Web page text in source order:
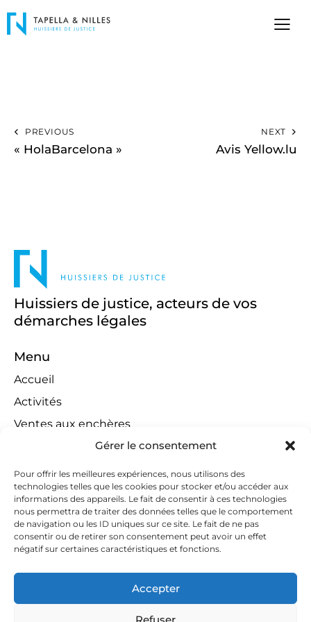
Gérer le consentement
Pour offrir les meilleures expériences, nous utilisons des
technologies telles que les cookies pour stocker et/ou accéder aux
informations des appareils. Le fait de consentir à ces technologies
nous permettra de traiter des données telles que le comportement
de navigation ou les ID uniques sur ce site. Le fait de ne pas
consentir ou de retirer son consentement peut avoir un effet
négatif sur certaines caractéristiques et fonctions.
Accepter
Refuser
PREVIOUS
« HolaBarcelona »
NEXT
Avis Yellow.lu
Huissiers de justice, acteurs de vos
démarches légales
Menu
Accueil
Activités
Ventes aux enchères
Compétences territoriales
Jeux concours
Liens
Contact
Contactez-nous
huissiers@tapella-nilles.lu